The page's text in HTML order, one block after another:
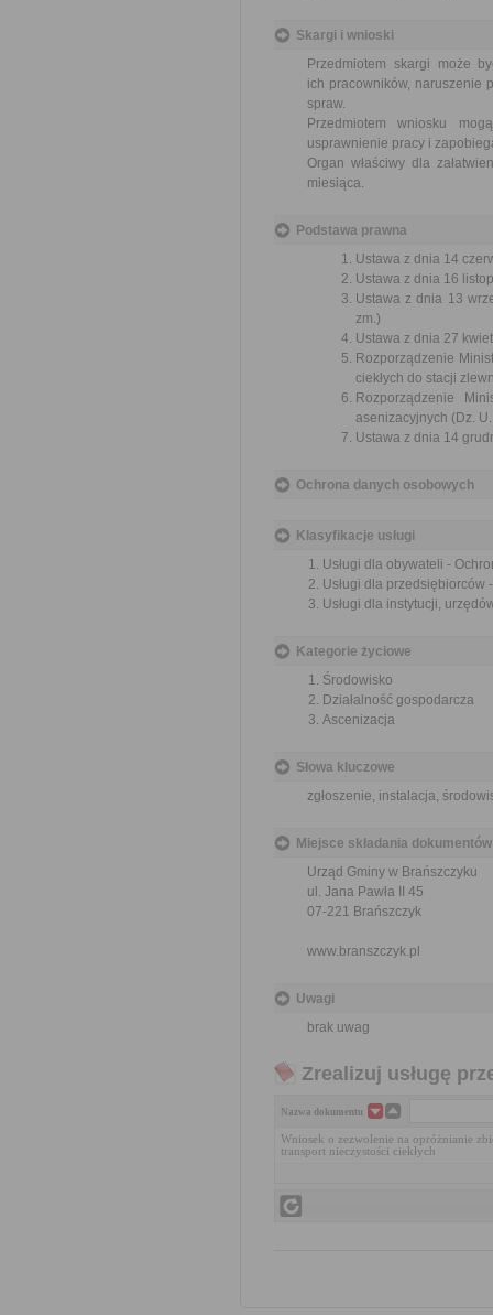
Skargi i wnioski
Przedmiotem skargi może
ich pracowników, naruszenie
spraw.
Przedmiotem wniosku
usprawnienie pracy i
Organ właściwy dla
miesiąca.
Podstawa prawna
Ustawa z dnia 14
Ustawa z dnia 16
Ustawa z dnia 13
zm.)
Ustawa z dnia 27
Rozporządzenie
ciekłych do stacji
Rozporządzenie
asenizacyjnych (Dz.
Ustawa z dnia 14
Ochrona danych osobowych
Klasyfikacje usługi
Usługi dla obywateli -
Usługi dla
Usługi dla instytucji,
Kategorie życiowe
Środowisko
Działalność gospodarcza
Ascenizacja
Słowa kluczowe
zgłoszenie, instalacja,
Miejsce składania dokumentów
Urząd Gminy w Brańszczyku
ul. Jana Pawła II 45
07-221 Brańszczyk
www.branszczyk.pl
Uwagi
brak uwag
Zrealizuj usługę
Nazwa dokumentu
Wniosek o zezwolenie na opróżnianie
transport nieczystości ciekłych